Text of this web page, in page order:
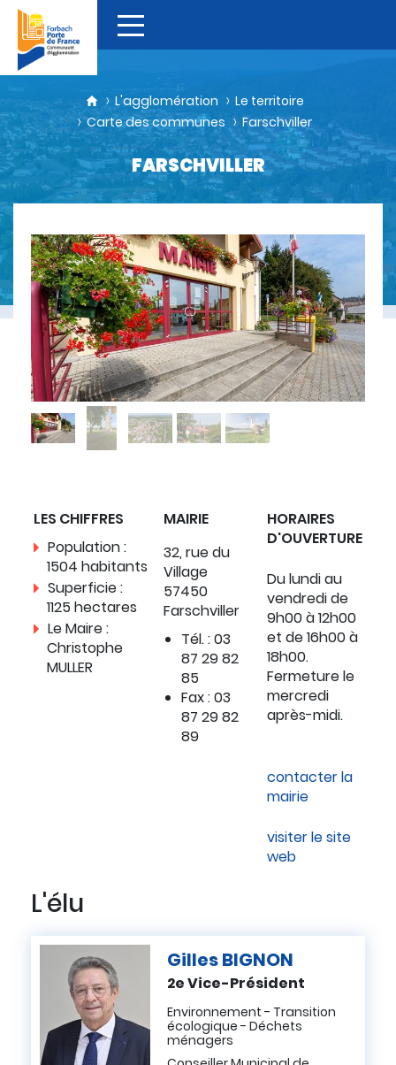
L'agglomération
Le territoire
Carte des communes
Farschviller
FARSCHVILLER
LES CHIFFRES
Population :
1504 habitants
Superficie :
1125 hectares
Le Maire :
Christophe
MULLER
MAIRIE
32, rue du
Village
57450
Farschviller
Tél. : 03
87 29 82
85
Fax : 03
87 29 82
89
HORAIRES
D'OUVERTURE
Du lundi au
vendredi de
9h00 à 12h00
et de 16h00 à
18h00.
Fermeture le
mercredi
après-midi.
contacter la
mairie
visiter le site
web
L'élu
GillesBIGNON
2e Vice-Président
Environnement - Transition
écologique - Déchets
ménagers